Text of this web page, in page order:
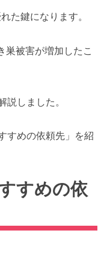
た鍵になります。
被害が増加したこ
しました。
すめの依頼先」を紹
すめの依